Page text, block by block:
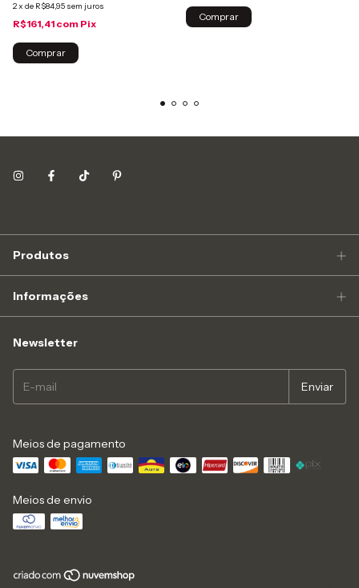
2x de R$84,95 sem juros
R$161,41 com Pix
Comprar
Produtos
Informações
Newsletter
Meios de pagamento
Meios de envio